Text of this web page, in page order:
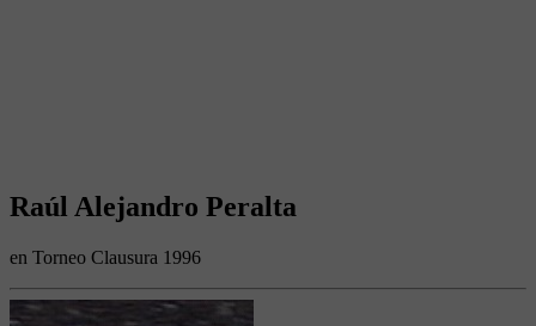
Raúl Alejandro Peralta
en Torneo Clausura 1996